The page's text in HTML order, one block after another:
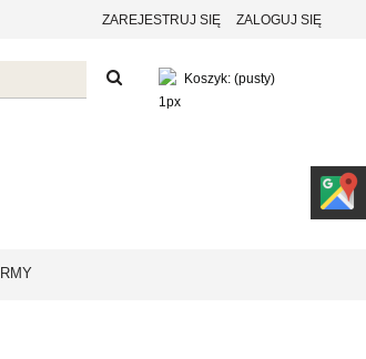
ZAREJESTRUJ SIĘ ZALOGUJ SIĘ
Koszyk: (pusty)